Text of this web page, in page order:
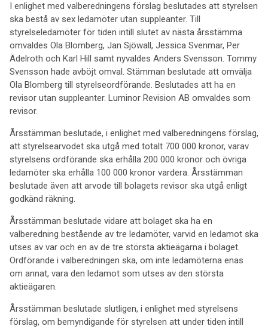
I enlighet med valberedningens förslag beslutades att styrelsen
ska bestå av sex ledamöter utan suppleanter. Till
styrelseledamöter för tiden intill slutet av nästa årsstämma
omvaldes Ola Blomberg, Jan Sjöwall, Jessica Svenmar, Per
Ädelroth och Karl Hill samt nyvaldes Anders Svensson. Tommy
Svensson hade avböjt omval. Stämman beslutade att omvälja
Ola Blomberg till styrelseordförande. Beslutades att ha en
revisor utan suppleanter. Luminor Revision AB omvaldes som
revisor.
Årsstämman beslutade, i enlighet med valberedningens förslag,
att styrelsearvodet ska utgå med totalt 700 000 kronor, varav
styrelsens ordförande ska erhålla 200 000 kronor och övriga
ledamöter ska erhålla 100 000 kronor vardera. Årsstämman
beslutade även att arvode till bolagets revisor ska utgå enligt
godkänd räkning.
Årsstämman beslutade vidare att bolaget ska ha en
valberedning bestående av tre ledamöter, varvid en ledamot ska
utses av var och en av de tre största aktieägarna i bolaget.
Ordförande i valberedningen ska, om inte ledamöterna enas
om annat, vara den ledamot som utses av den största
aktieägaren.
Årsstämman beslutade slutligen, i enlighet med styrelsens
förslag, om bemyndigande för styrelsen att under tiden intill